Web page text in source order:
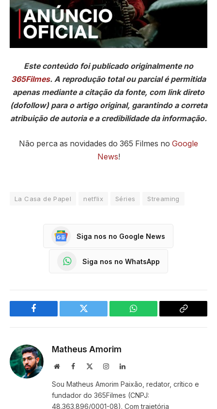
Este conteúdo foi publicado originalmente no
365Filmes. A reprodução total ou parcial é permitida
apenas mediante a citação da fonte, com link direto
(dofollow) para o artigo original, garantindo a correta
atribuição de autoria e a credibilidade da informação.
Não perca as novidades do 365 Filmes no Google
News!
La Casa de Papel netflix Séries Streaming
Siga nos no Google News
Siga nos no WhatsApp
Facebook Twitter WhatsApp
Copy
Matheus Amorim
WebsiteFacebook InstagramLinkedIn
Sou Matheus Amorim Paixão, redator, crítico e
fundador do 365Filmes (CNPJ:
48.363.896/0001-08). Com trajetória